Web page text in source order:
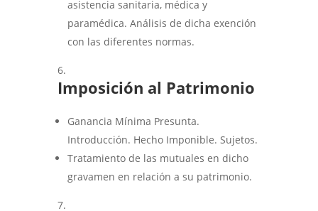
asistencia sanitaria, médica y
paramédica. Análisis de dicha exención
con las diferentes normas.
Imposición al Patrimonio
Ganancia Mínima Presunta.
Introducción. Hecho Imponible. Sujetos.
Tratamiento de las mutuales en dicho
gravamen en relación a su patrimonio.